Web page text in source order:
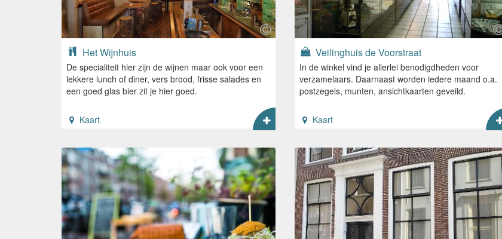
Het Wijnhuis
De specialiteit hier zijn de wijnen maar ook voor een
lekkere lunch of diner, vers brood, frisse salades en
een goed glas bier zit je hier goed.
Kaart
Veilinghuis de Voorstraat
In de winkel vind je allerlei benodigdheden voor
verzamelaars. Daarnaast worden iedere maand o.a.
postzegels, munten, ansichtkaarten geveild.
Kaart